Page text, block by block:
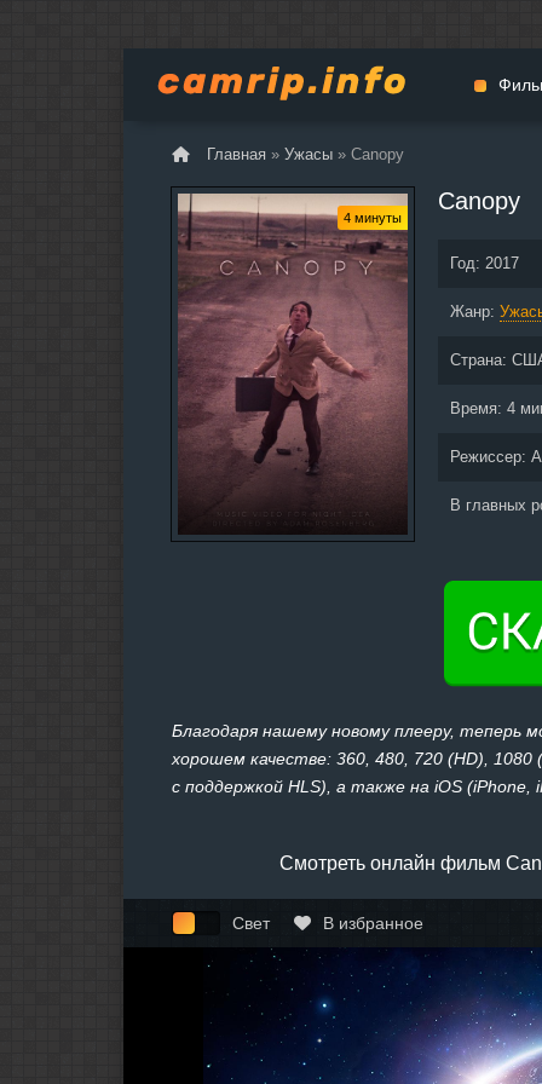
Главная » Ужасы » Canopy
4 минуты
Canopy
Год: 2017
Жанр:
Страна:
Время: 4
Режиссер:
В главных
Благодаря нашему новому плееру, теперь
хорошем качестве: 360, 480, 720 (HD),
с поддержкой HLS), а также на iOS (iPhone,
Смотреть онлайн фильм
Свет В избранное
Вестерн
Драма